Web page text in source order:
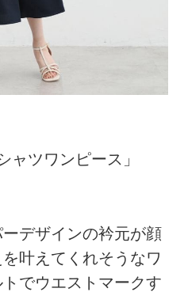
ャツワンピース」
デザインの衿元が顔
叶えてくれそうなワ
でウエストマークす